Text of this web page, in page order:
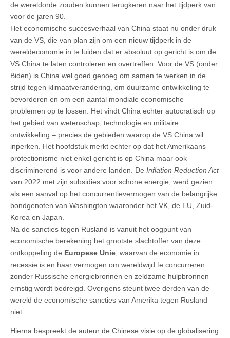
de wereldorde zouden kunnen terugkeren naar het tijdperk van
voor de jaren 90.
Het economische succesverhaal van China staat nu onder druk
van de VS, die van plan zijn om een nieuw tijdperk in de
wereldeconomie in te luiden dat er absoluut op gericht is om de
VS China te laten controleren en overtreffen. Voor de VS (onder
Biden) is China wel goed genoeg om samen te werken in de
strijd tegen klimaatverandering, om duurzame ontwikkeling te
bevorderen en om een aantal mondiale economische
problemen op te lossen. Het vindt China echter autocratisch op
het gebied van wetenschap, technologie en militaire
ontwikkeling – precies de gebieden waarop de VS China wil
inperken. Het hoofdstuk merkt echter op dat het Amerikaans
protectionisme niet enkel gericht is op China maar ook
discriminerend is voor andere landen. De Inﬂation Reduction Act
van 2022 met zijn subsidies voor schone energie, werd gezien
als een aanval op het concurrentievermogen van de belangrijke
bondgenoten van Washington waaronder het VK, de EU, Zuid-
Korea en Japan.
Na de sancties tegen Rusland is vanuit het oogpunt van
economische berekening het grootste slachtoffer van deze
ontkoppeling de Europese Unie , waarvan de economie in
recessie is en haar vermogen om wereldwijd te concurreren
zonder Russische energiebronnen en zeldzame hulpbronnen
ernstig wordt bedreigd. Overigens steunt twee derden van de
wereld de economische sancties van Amerika tegen Rusland
niet.
Hierna bespreekt de auteur de Chinese visie op de globalisering